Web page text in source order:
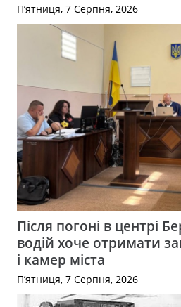
П’ятниця, 7 Серпня, 2026
Після погоні в центрі
водій хоче отримати
і камер міста
П’ятниця, 7 Серпня, 2026